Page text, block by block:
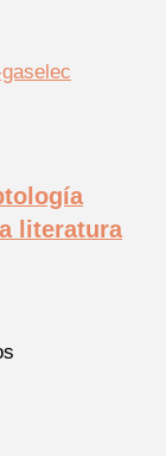
literatura